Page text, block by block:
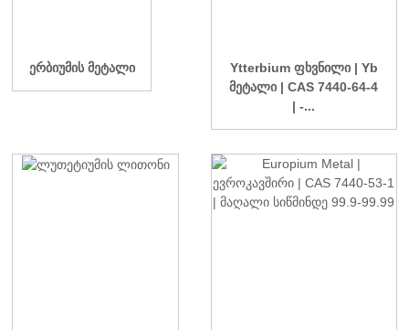
ერბიუმის მეტალი
Ytterbium ფხვნილი | Yb
მეტალი | CAS 7440-64-4
| -...